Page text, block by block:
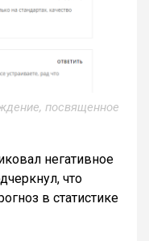
посвященное
негативное
что
в статистике